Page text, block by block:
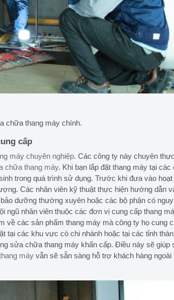
chữa thang máy chính.
cấp
máy chuyên nghiệp. Các công ty này chuyên
chữa thang máy. Khi bạn lắp đặt thang máy tại các
trong quá trình sử dụng. Trước khi đưa vào hoạt
Các nhân viên kỹ thuật thực hiện hướng dẫn
dưỡng thường xuyên hoặc các bộ phận có
ngũ nhân viên thuộc các đơn vị cung cấp thang
về các sản phẩm thang máy mà công ty họ cung
tại các khu vực có chi nhánh hoặc tại các tỉnh
sửa chữa thang máy khẩn cấp. Điều này sẽ giúp
máy vẫn sẽ sẵn sàng hỗ trợ khách hàng ngoài